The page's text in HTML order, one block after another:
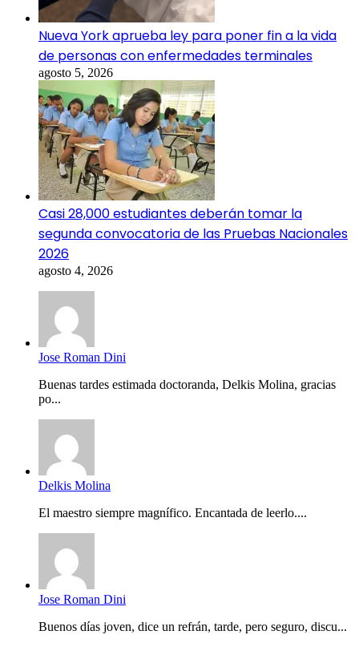
Nueva York aprueba ley para poner fin a la vida
de personas con enfermedades terminales
agosto 5, 2026
Casi 28,000 estudiantes deberán tomar la
segunda convocatoria de las Pruebas Nacionales
2026
agosto 4, 2026
Jose Roman Dini
Buenas tardes estimada doctoranda, Delkis Molina, gracias
po...
Delkis Molina
El maestro siempre magnífico. Encantada de leerlo....
Jose Roman Dini
Buenos días joven, dice un refrán, tarde, pero seguro, discu...